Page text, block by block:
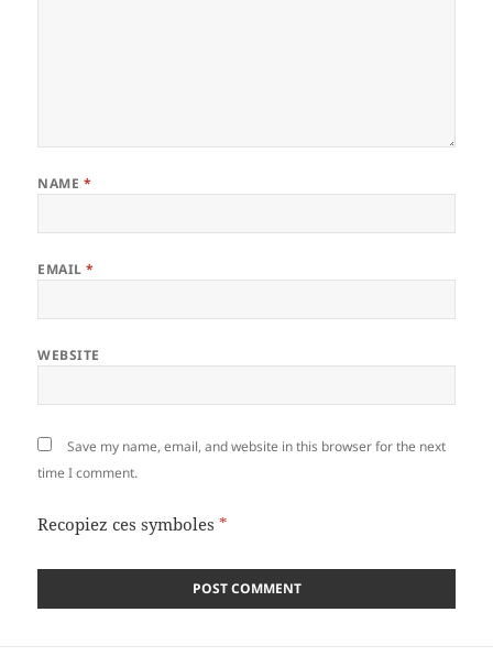
NAME *
EMAIL*
WEBSITE
Save my name, email, and website in this browser for the next
time I comment.
Recopiez ces symboles *